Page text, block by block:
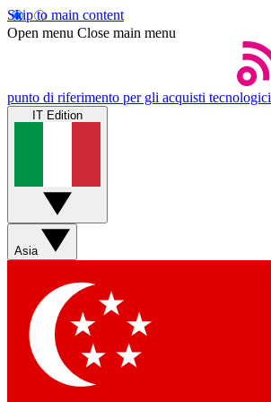
Skip to main content
Open menu Close main menu
punto di riferimento per gli acquisti tecnologici
IT Edition
Asia